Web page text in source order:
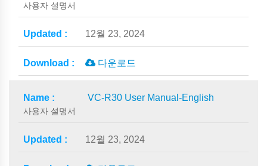
사용자 설명서
12월 23, 2024
다운로드
VC-R30 User Manual-English
사용자 설명서
12월 23, 2024